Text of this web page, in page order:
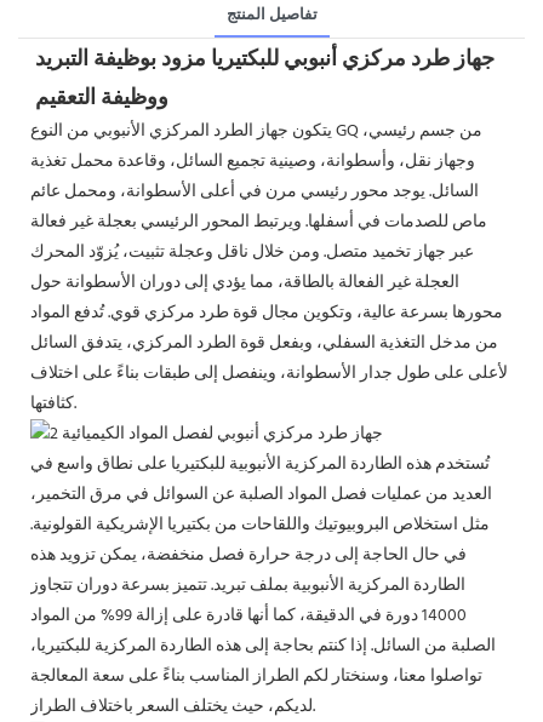
تفاصيل المنتج
جهاز طرد مركزي أنبوبي للبكتيريا مزود بوظيفة التبريد
ووظيفة التعقيم
يتكون جهاز الطرد المركزي الأنبوبي من النوع GQ من جسم رئيسي،
وجهاز نقل، وأسطوانة، وصينية تجميع السائل، وقاعدة محمل تغذية
السائل. يوجد محور رئيسي مرن في أعلى الأسطوانة، ومحمل عائم
ماص للصدمات في أسفلها. ويرتبط المحور الرئيسي بعجلة غير فعالة
عبر جهاز تخميد متصل. ومن خلال ناقل وعجلة تثبيت، يُزوّد ​​المحرك
العجلة غير الفعالة بالطاقة، مما يؤدي إلى دوران الأسطوانة حول
محورها بسرعة عالية، وتكوين مجال قوة طرد مركزي قوي. تُدفع المواد
من مدخل التغذية السفلي، وبفعل قوة الطرد المركزي، يتدفق السائل
لأعلى على طول جدار الأسطوانة، وينفصل إلى طبقات بناءً على اختلاف
كثافتها.
تُستخدم هذه الطاردة المركزية الأنبوبية للبكتيريا على نطاق واسع في
العديد من عمليات فصل المواد الصلبة عن السوائل في مرق التخمير،
مثل استخلاص البروبيوتيك واللقاحات من بكتيريا الإشريكية القولونية.
في حال الحاجة إلى درجة حرارة فصل منخفضة، يمكن تزويد هذه
الطاردة المركزية الأنبوبية بملف تبريد. تتميز بسرعة دوران تتجاوز
14000 دورة في الدقيقة، كما أنها قادرة على إزالة 99% من المواد
الصلبة من السائل. إذا كنتم بحاجة إلى هذه الطاردة المركزية للبكتيريا،
تواصلوا معنا، وسنختار لكم الطراز المناسب بناءً على سعة المعالجة
لديكم، حيث يختلف السعر باختلاف الطراز.